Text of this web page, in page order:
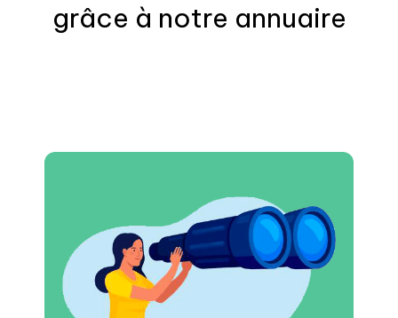
grâce à notre annuaire